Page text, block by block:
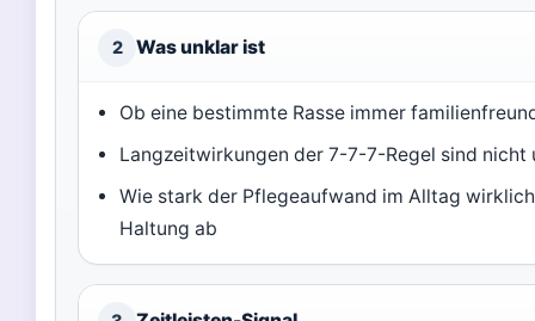
2 Was unklar ist
Ob eine bestimmte Rasse immer
Langzeitwirkungen der 7-7-7-Regel sind
Wie stark der Pflegeaufwand im Alltag
Haltung ab